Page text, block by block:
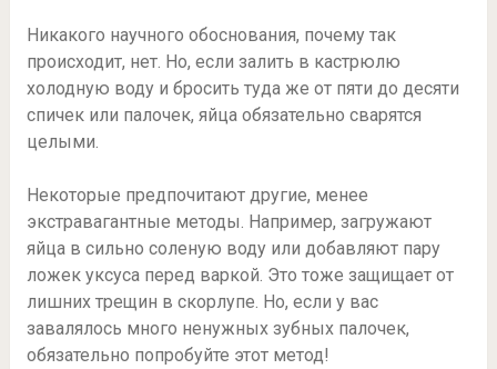
Никакого научного обоснования, почему так
происходит, нет. Но, если залить в кастрюлю
холодную воду и бросить туда же от пяти до десяти
спичек или палочек, яйца обязательно сварятся
целыми.
Некоторые предпочитают другие, менее
экстравагантные методы. Например, загружают
яйца в сильно соленую воду или добавляют пару
ложек уксуса перед варкой. Это тоже защищает от
лишних трещин в скорлупе. Но, если у вас
завалялось много ненужных зубных палочек,
обязательно попробуйте этот метод!